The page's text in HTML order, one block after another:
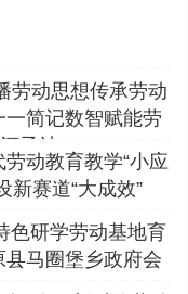
劳动思想传承劳动
简记数智赋能劳
子站
动教育教学“小应
新赛道“大成效”
色研学劳动基地育
马圈堡乡政府会